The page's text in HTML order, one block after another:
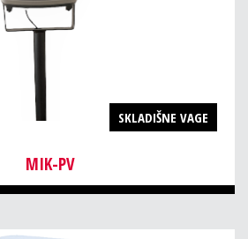
SKLADIŠNE VAGE
MIK-PV